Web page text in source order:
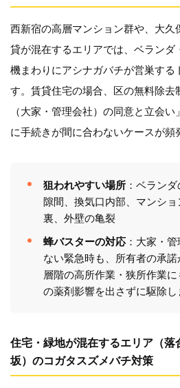
西新宿の高層マンション群や、大
貸が混在するエリアでは、ベラン
機まわりにアシナガバチが営巣する
す。賃貸住宅の場合、区の無料除
（大家・管理会社）の同意と立会
に手続きが間に合わないケースが頻
狙われやすい場所：ベラン
隙間、換気口内部、マンシ
裏、外壁の亀裂
蜂バスターの対応：大家・管
ない緊急時も、所有者の承
層階の高所作業・狭所作業
の薬剤影響を出さずに駆除し
住宅・緑地が混在するエリア（
坂）のコガタスズメバチ対策